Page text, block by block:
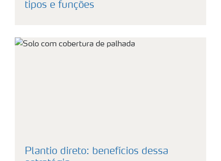
tipos e funções
Plantio direto: benefícios dessa